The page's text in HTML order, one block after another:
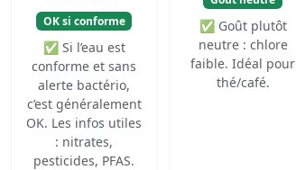
OK si conforme
✅ Si l’eau est
conforme et sans
alerte bactério,
c’est généralement
OK. Les infos utiles
: nitrates,
pesticides, PFAS.
✅ Goût plutôt
neutre : chlore
faible. Idéal pour
thé/café.